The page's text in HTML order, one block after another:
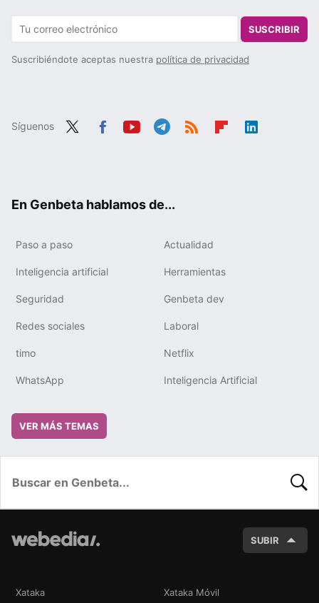
SUSCRIBIR
Suscribiéndote aceptas nuestra política de privacidad
Síguenos
En Genbeta hablamos de...
Paso a paso Actualidad
Inteligencia artificial Herramientas
Seguridad Genbeta dev
Redes sociales Laboral
timo Netflix
WhatsApp Inteligencia Artificial
VER MÁS TEMAS
SUBIR
Xataka Xataka Móvil